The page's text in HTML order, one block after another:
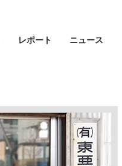
レポート ニュース